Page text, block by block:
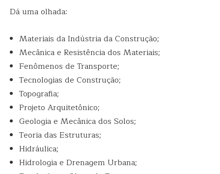
Dá uma olhada:
Materiais da Indústria da Construção;
Mecânica e Resistência dos Materiais;
Fenômenos de Transporte;
Tecnologias de Construção;
Topografia;
Projeto Arquitetônico;
Geologia e Mecânica dos Solos;
Teoria das Estruturas;
Hidráulica;
Hidrologia e Drenagem Urbana;